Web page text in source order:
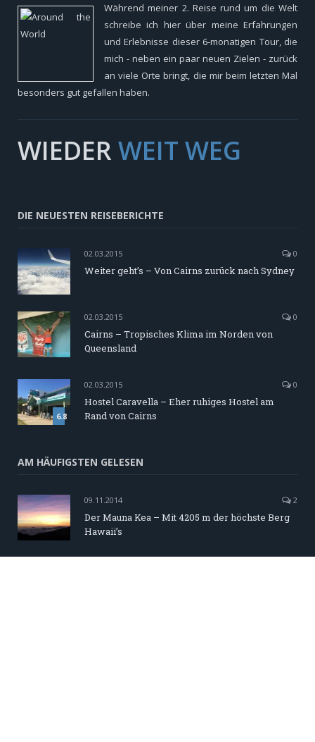
Während meiner 2. Reise rund um die Welt
schreibe ich hier über meine Erfahrungen
und Erlebnisse dieser 6-monatigen Tour, die
mich - neben ein paar neuen Zielen - zurück
an viele Orte bringt, die mir beim letzten Mal
besonders gut gefallen haben.
WIEDER WEIT WEG
DIE NEUESTEN REISEBERICHTE
02.03.2015 0
Weiter geht’s – Von Cairns zurück nach Sydney
02.03.2015 0
Cairns – Tropisches Klima im Norden von
Queensland
6.8
02.03.2015 0
Hostel Caravella – Eher ruhiges Hostel am
Rand von Cairns
AM HÄUFIGSTEN GELESEN
09.11.2014 2
Der Mauna Kea – Mit 4205 m der höchste Berg
Hawaii’s